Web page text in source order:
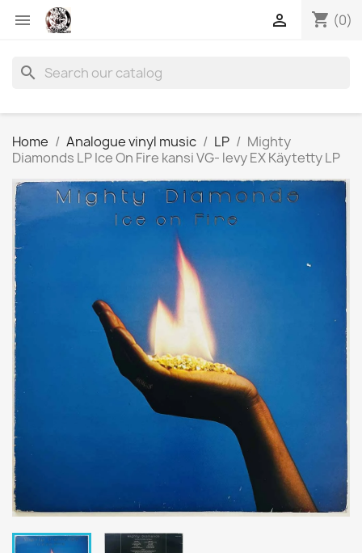
 shopping_cart (0)

search
Home Analogue vinyl music LP
Mighty
Diamonds LP Ice On Fire kansi VG- levy EX Käytetty LP